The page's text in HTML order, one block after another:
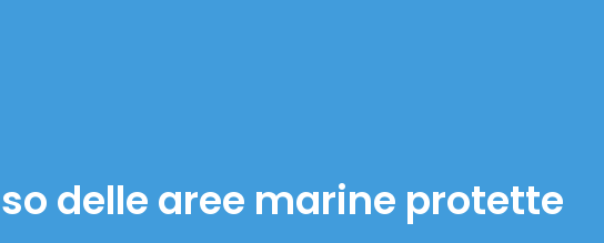
delle aree marine protette